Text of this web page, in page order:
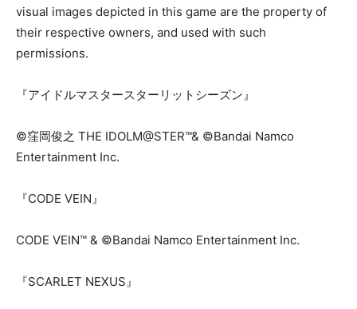
visual images depicted in this game are the property of
their respective owners, and used with such
permissions.
『アイドルマスタースターリットシーズン』
©窪岡俊之 THE IDOLM@STER™& ©Bandai Namco
Entertainment Inc.
『CODE VEIN』
CODE VEIN™ & ©Bandai Namco Entertainment Inc.
『SCARLET NEXUS』